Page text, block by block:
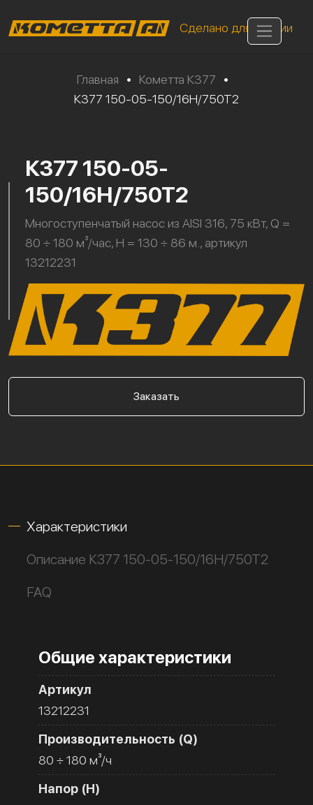
Сделано для России
Главная • Кометта К377
•
К377 150-05-150/16Н/750Т2
К377 150-05-
150/16Н/750Т2
Многоступенчатый насос из AISI 316, 75 кВт, Q =
80 ÷ 180 м³/час, H = 130 ÷ 86 м., артикул
13212231
Заказать
Характеристики
Описание К377 150-05-150/16Н/750Т2
FAQ
Общие характеристики
Артикул
13212231
Производительность (Q)
80 ÷ 180 м³/ч
Напор (H)